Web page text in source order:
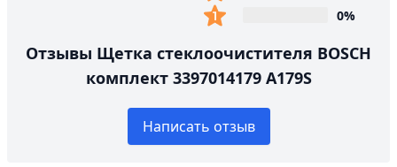
0%
Отзывы Щетка стеклоочистителя BOSCH
комплект 3397014179 A179S
Написать отзыв